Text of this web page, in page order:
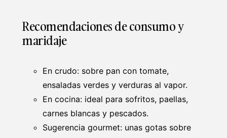
Recomendaciones de consumo y
maridaje
En crudo: sobre pan con tomate,
ensaladas verdes y verduras al vapor.
En cocina: ideal para sofritos, paellas,
carnes blancas y pescados.
Sugerencia gourmet: unas gotas sobre